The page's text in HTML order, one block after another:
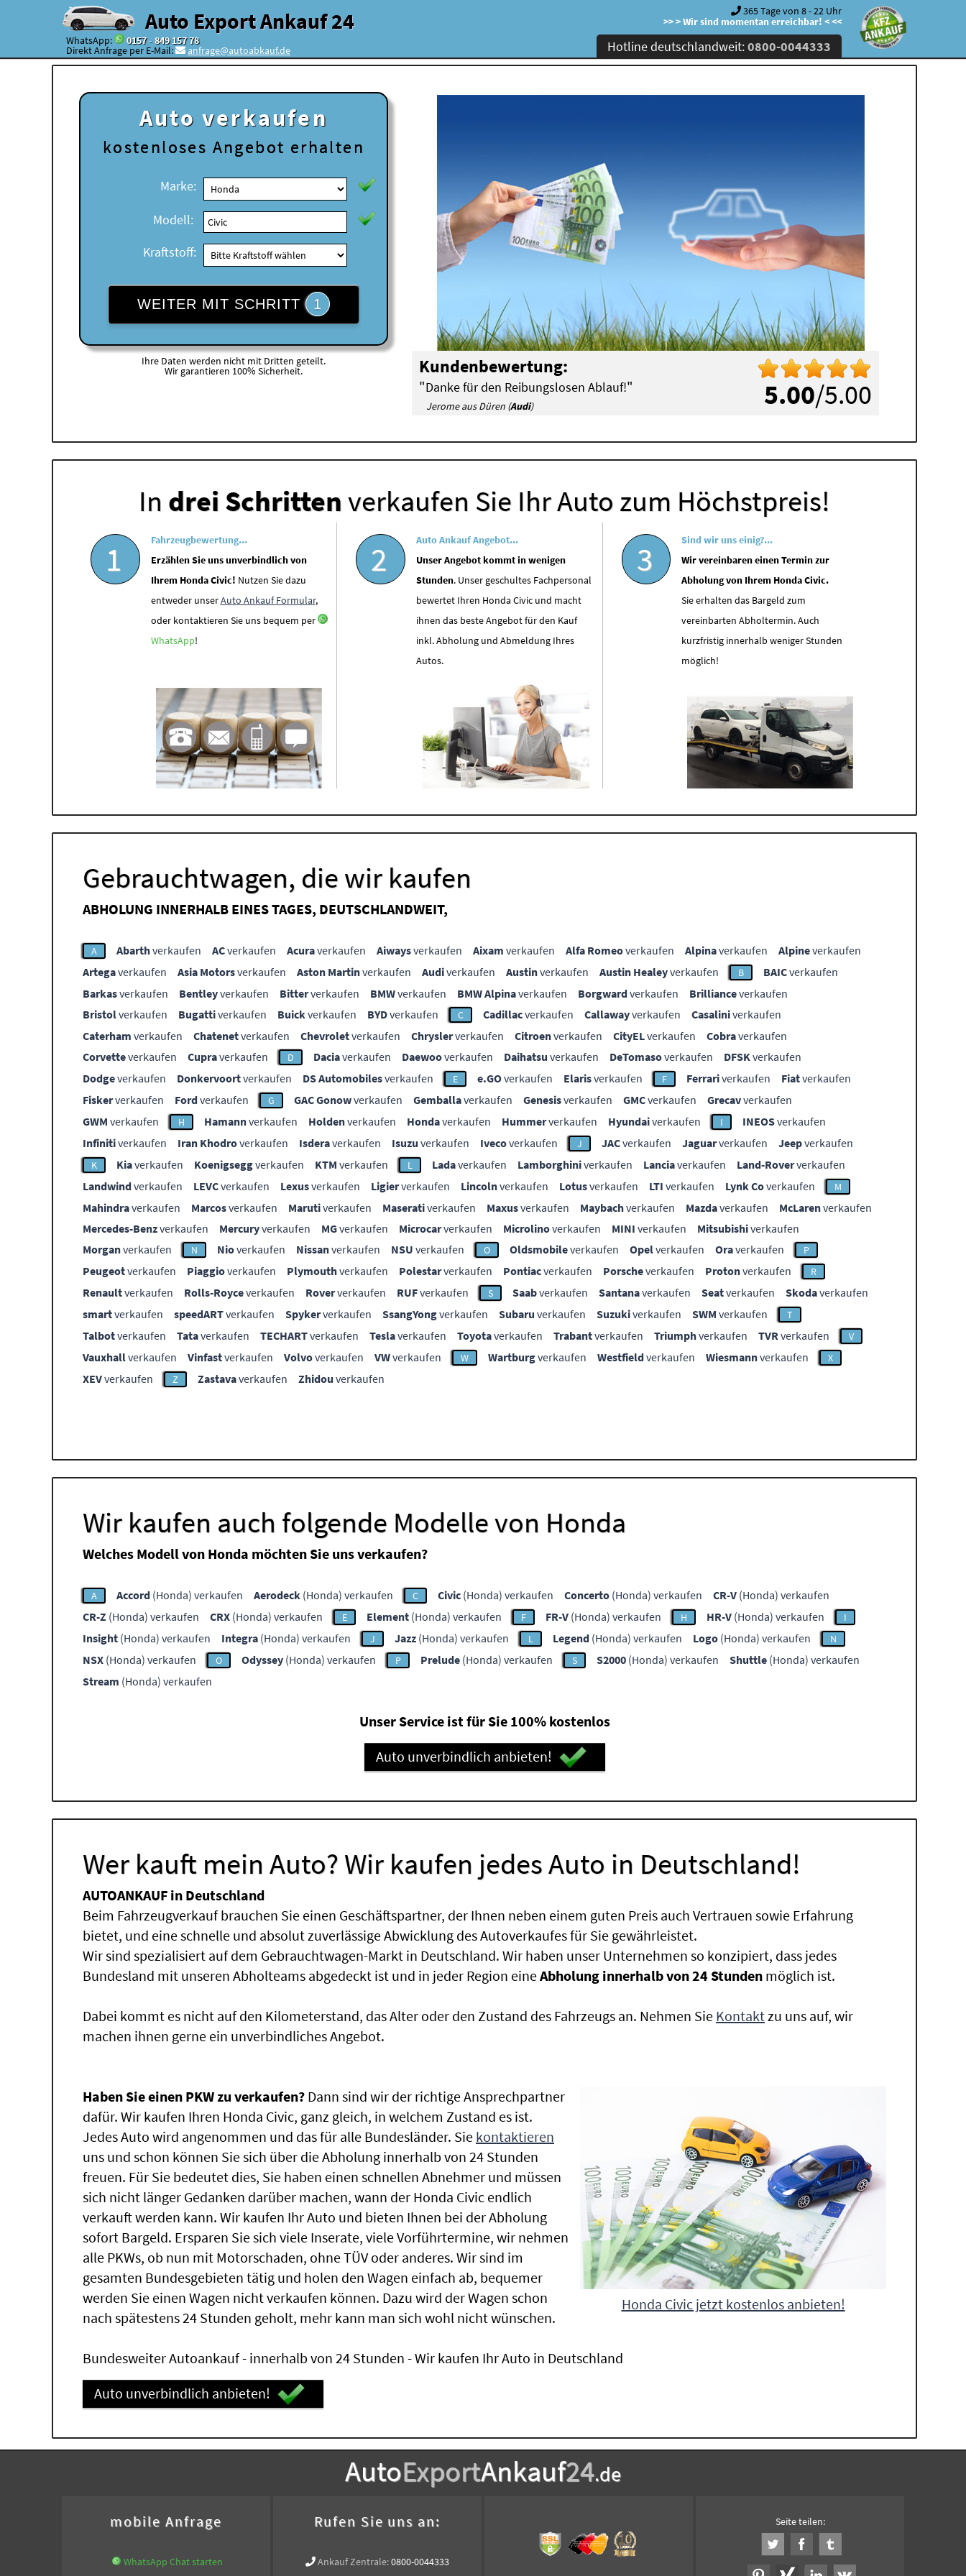
Auto Export Ankauf 24
WhatsApp: 0157 - 849 157 78
Direkt Anfrage per E-Mail: anfrage@autoabkauf.de
365 Tage von 8 - 22 Uhr
>> > Wir sind momentan erreichbar! < <<
Hotline deutschlandweit:0800-0044333
Auto verkaufen
kostenloses Angebot erhalten
Marke:
Modell:
Kraftstoff:
WEITER MIT SCHRITT 1
Ihre Daten werden nicht mit Dritten geteilt.
Wir garantieren 100% Sicherheit.
5.00/5.00
Kundenbewertung:
"Danke für den Reibungslosen Ablauf!"
Jerome aus Düren (Audi)
In drei Schrittenverkaufen Sie Ihr Auto zum Höchstpreis!
1
Fahrzeugbewertung...
Erzählen Sie uns unverbindlich von
Ihrem Honda Civic! Nutzen Sie dazu
entweder unserAuto Ankauf Formular,
oder kontaktieren Sie uns bequem per
WhatsApp!
2
Auto Ankauf Angebot...
Unser Angebot kommt in wenigen
Stunden. Unser geschultes Fachpersonal
bewertet Ihren Honda Civic und macht
ihnen das beste Angebot für den Kauf
inkl. Abholung und Abmeldung Ihres
Autos.
3
Sind wir uns einig?...
Wir vereinbaren einen Termin zur
Abholung von Ihrem Honda Civic.
Sie erhalten das Bargeld zum
vereinbarten Abholtermin. Auch
kurzfristig innerhalb weniger Stunden
möglich!
Gebrauchtwagen, die wir kaufen
ABHOLUNG INNERHALB EINES TAGES, DEUTSCHLANDWEIT,
A Abarthverkaufen ACverkaufen Acuraverkaufen Aiwaysverkaufen Aixam verkaufen Alfa Romeoverkaufen Alpinaverkaufen Alpineverkaufen
Artegaverkaufen Asia Motorsverkaufen Aston Martinverkaufen Audiverkaufen Austinverkaufen Austin Healeyverkaufen B BAICverkaufen
Barkasverkaufen Bentleyverkaufen Bitterverkaufen BMWverkaufen BMW Alpinaverkaufen Borgwardverkaufen Brillianceverkaufen
Bristolverkaufen Bugattiverkaufen Buickverkaufen BYDverkaufen C Cadillacverkaufen Callawayverkaufen Casaliniverkaufen
Caterham verkaufen Chatenetverkaufen Chevroletverkaufen Chryslerverkaufen Citroenverkaufen CityELverkaufen Cobraverkaufen
Corvetteverkaufen Cupraverkaufen D Daciaverkaufen Daewooverkaufen Daihatsu verkaufen DeTomasoverkaufen DFSKverkaufen
Dodgeverkaufen Donkervoortverkaufen DS Automobilesverkaufen E e.GOverkaufen Elarisverkaufen F Ferrariverkaufen Fiatverkaufen
Fiskerverkaufen Fordverkaufen G GAC Gonowverkaufen Gemballaverkaufen Genesisverkaufen GMCverkaufen Grecavverkaufen
GWM verkaufen H Hamannverkaufen Holdenverkaufen Hondaverkaufen Hummerverkaufen Hyundaiverkaufen I INEOSverkaufen
Infinitiverkaufen Iran Khodroverkaufen Isderaverkaufen Isuzu verkaufen Ivecoverkaufen J JACverkaufen Jaguarverkaufen Jeepverkaufen
K Kiaverkaufen Koenigseggverkaufen KTM verkaufen L Ladaverkaufen Lamborghiniverkaufen Lanciaverkaufen Land-Roververkaufen
Landwindverkaufen LEVCverkaufen Lexusverkaufen Ligierverkaufen Lincolnverkaufen Lotusverkaufen LTI verkaufen Lynk Coverkaufen M
Mahindraverkaufen Marcosverkaufen Marutiverkaufen Maserativerkaufen Maxusverkaufen Maybachverkaufen Mazdaverkaufen McLarenverkaufen
Mercedes-Benzverkaufen Mercuryverkaufen MGverkaufen Microcarverkaufen Microlinoverkaufen MINI verkaufen Mitsubishiverkaufen
Morganverkaufen N Nioverkaufen Nissanverkaufen NSU verkaufen O Oldsmobileverkaufen Opelverkaufen Oraverkaufen P
Peugeotverkaufen Piaggioverkaufen Plymouthverkaufen Polestarverkaufen Pontiacverkaufen Porscheverkaufen Protonverkaufen R
Renaultverkaufen Rolls-Royceverkaufen Roververkaufen RUFverkaufen S Saabverkaufen Santanaverkaufen Seatverkaufen Skodaverkaufen
smartverkaufen speedARTverkaufen Spykerverkaufen SsangYongverkaufen Subaru verkaufen Suzukiverkaufen SWM verkaufen T
Talbotverkaufen Tataverkaufen TECHARTverkaufen Teslaverkaufen Toyotaverkaufen Trabantverkaufen Triumphverkaufen TVRverkaufen V
Vauxhallverkaufen Vinfastverkaufen Volvoverkaufen VWverkaufen W Wartburgverkaufen Westfieldverkaufen Wiesmannverkaufen X
XEVverkaufen Z Zastavaverkaufen Zhidou verkaufen
Wir kaufen auch folgende Modelle von Honda
Welches Modell von Honda möchten Sie uns verkaufen?
A Accord (Honda) verkaufen Aerodeck (Honda) verkaufen C Civic (Honda) verkaufen Concerto (Honda) verkaufen CR-V (Honda) verkaufen
CR-Z (Honda) verkaufen CRX (Honda) verkaufen E Element (Honda) verkaufen F FR-V (Honda) verkaufen H HR-V (Honda) verkaufen I
Insight (Honda) verkaufen Integra (Honda) verkaufen J Jazz (Honda) verkaufen L Legend (Honda) verkaufen Logo (Honda) verkaufen N
NSX (Honda) verkaufen O Odyssey (Honda) verkaufen P Prelude (Honda) verkaufen S S2000 (Honda) verkaufen Shuttle (Honda) verkaufen
Stream (Honda) verkaufen
Unser Service ist für Sie 100% kostenlos
Auto unverbindlich anbieten!
Wer kauft mein Auto? Wir kaufen jedes Auto in Deutschland!
AUTOANKAUF in Deutschland
Beim Fahrzeugverkauf brauchen Sie einen Geschäftspartner, der Ihnen neben einem guten Preis auch Vertrauen sowie Erfahrung
bietet, und eine schnelle und absolut zuverlässige Abwicklung des Autoverkaufes für Sie gewährleistet.
Wir sind spezialisiert auf dem Gebrauchtwagen-Markt in Deutschland. Wir haben unser Unternehmen so konzipiert, dass jedes
Bundesland mit unseren Abholteams abgedeckt ist und in jeder Region eineAbholung innerhalb von 24 Stunden möglich ist.
Dabei kommt es nicht auf den Kilometerstand, das Alter oder den Zustand des Fahrzeugs an. Nehmen Sie Kontaktzu uns auf, wir
machen ihnen gerne ein unverbindliches Angebot.
Honda Civic jetzt kostenlos anbieten!
Haben Sie einen PKW zu verkaufen? Dann sind wir der richtige Ansprechpartner
dafür. Wir kaufen Ihren Honda Civic, ganz gleich, in welchem Zustand es ist.
Jedes Auto wird angenommen und das für alle Bundesländer. Sie kontaktieren
uns und schon können Sie sich über die Abholung innerhalb von 24 Stunden
freuen. Für Sie bedeutet dies, Sie haben einen schnellen Abnehmer und müssen
sich nicht länger Gedanken darüber machen, wann der Honda Civic endlich
verkauft werden kann. Wir kaufen Ihr Auto und bieten Ihnen bei der Abholung
sofort Bargeld. Ersparen Sie sich viele Inserate, viele Vorführtermine, wir nehmen
alle PKWs, ob nun mit Motorschaden, ohne TÜV oder anderes. Wir sind im
gesamten Bundesgebieten tätig und holen den Wagen einfach ab, bequemer
werden Sie einen Wagen nicht verkaufen können. Dazu wird der Wagen schon
nach spätestens 24 Stunden geholt, mehr kann man sich wohl nicht wünschen.
Bundesweiter Autoankauf - innerhalb von 24 Stunden - Wir kaufen Ihr Auto in Deutschland
Auto unverbindlich anbieten!
AutoExportAnkauf24.de
mobile Anfrage
WhatsApp Chat starten
Rufen Sie uns an:
Ankauf Zentrale:0800-0044333
Seite teilen: